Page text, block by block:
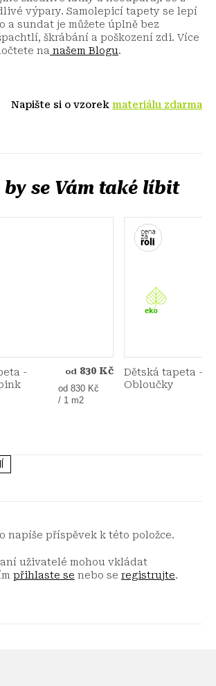
výpary. Samolepicí tapety se lepí
a sundat je můžete úplně bez
škrábání a poškození zdi. Více
na našem Blogu.
Napište si o vzorek materiálu zdarma
-
od 830 Kč
Měrná
cena:
od 830 Kč
/ 1 m2
Dětská tapeta -
Obloučky
napíše příspěvek k této položce.
uživatelé mohou vkládat
přihlaste se nebo se registrujte.